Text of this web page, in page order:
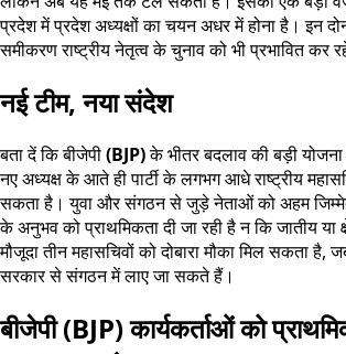
प्रदेश में प्रदेश अध्यक्षों का चयन अधर में होना है। इन
समीकरण राष्ट्रीय नेतृत्व के चुनाव को भी प्रभावित कर
नई टीम,नया संदेश
बता दें कि बीजेपी(BJP)के भीतर बदलाव की बड़ी
नए अध्यक्ष के आते ही पार्टी के लगभग आधे राष्ट्रीय
सकता है। युवा और संगठन से जुड़े नेताओं को अहम
के अनुभव को प्राथमिकता दी जा रही है न कि जातीय या
मौजूदा तीन महासचिवों को दोबारा मौका मिल सकता
सरकार से संगठन में लाए जा सकते हैं।
बीजेपी (BJP) कार्यकर्ताओं को